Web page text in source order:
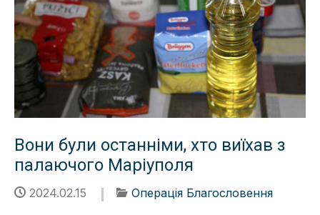
Вони були останніми, хто виїхав з
палаючого Маріуполя
2024.02.15
Операція Благословення